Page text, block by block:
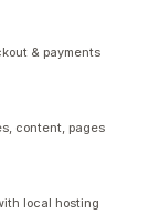
& payments
content, pages
local hosting